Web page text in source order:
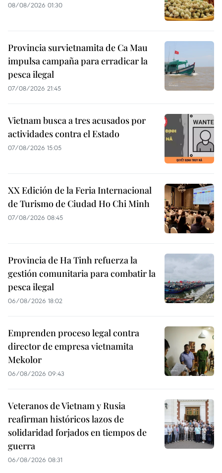
08/08/2026 01:30
Provincia survietnamita de Ca Mau
impulsa campaña para erradicar la
pesca ilegal
07/08/2026 21:45
Vietnam busca a tres acusados por
actividades contra el Estado
07/08/2026 15:05
XX Edición de la Feria Internacional
de Turismo de Ciudad Ho Chi Minh
07/08/2026 08:45
Provincia de Ha Tinh refuerza la
gestión comunitaria para combatir la
pesca ilegal
06/08/2026 18:02
Emprenden proceso legal contra
director de empresa vietnamita
Mekolor
06/08/2026 09:43
Veteranos de Vietnam y Rusia
reafirman históricos lazos de
solidaridad forjados en tiempos de
guerra
06/08/2026 08:31